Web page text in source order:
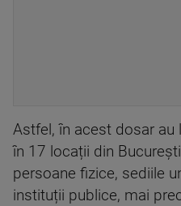
Astfel, în acest dosar
în 17 locații din
persoane fizice, sediile
instituții publice, mai